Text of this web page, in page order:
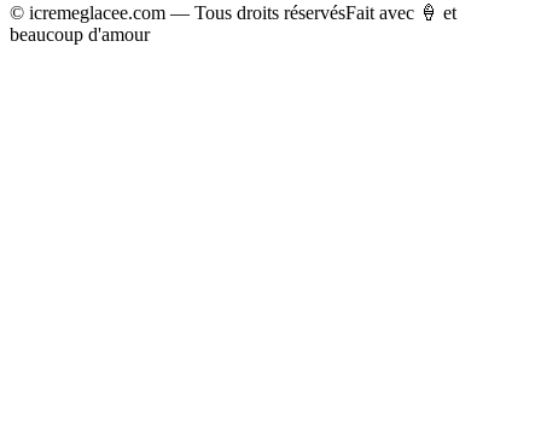
© icremeglacee.com — Tous droits réservésFait avec 🍦 et
beaucoup d'amour